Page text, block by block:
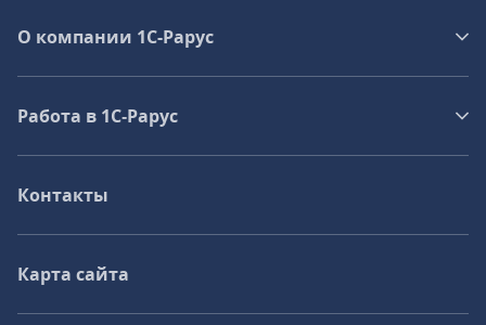
О компании 1C-Рарус
Работа в 1С‑Рарус
Контакты
Карта сайта